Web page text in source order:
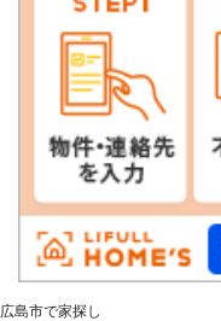
広島市で家探し